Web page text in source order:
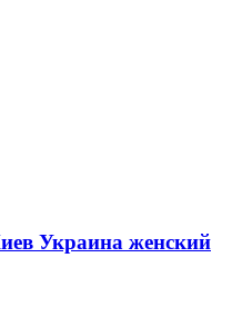
Украина женский